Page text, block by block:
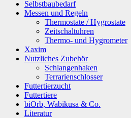
Selbstbaubedarf
Messen und Regeln
Thermostate / Hygrostate
Zeitschaltuhren
Thermo- und Hygrometer
Xaxim
Nutzliches Zubehör
Schlangenhaken
Terrarienschlosser
Futtertierzucht
Futtertiere
biOrb, Wabikusa & Co.
Literatur